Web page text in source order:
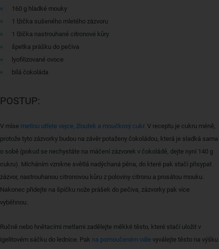
160 g hladké mouky
1 lžička sušeného mletého zázvoru
1 lžička nastrouhané citronové kůry
špetka prášku do pečiva
lyofilizované ovoce
bílá čokoláda
POSTUP:
V míse metlou utřete vejce, žloutek a moučkový cukr. V receptu je cukru méně,
protože tyto zázvorky budou na závěr potaženy čokoládou, která je sladká sama
o sobě (pokud se nechystáte na máčení zázvorek v čokoládě, dejte nyní 140 g
cukru). Mícháním vznikne světlá nadýchaná pěna, do které pak stačí přisypat
zázvor, nastrouhanou citronovou kůru z poloviny citronu a prosátou mouku.
Nakonec přidejte na špičku nože prášek do pečiva, zázvorky pak více
vyběhnou.
Ručně nebo hnětacími metlami zadělejte měkké těsto, které stačí uložit v
igelitovém sáčku do lednice. Pak na pomoučeném vále vyválejte těsto na výšku